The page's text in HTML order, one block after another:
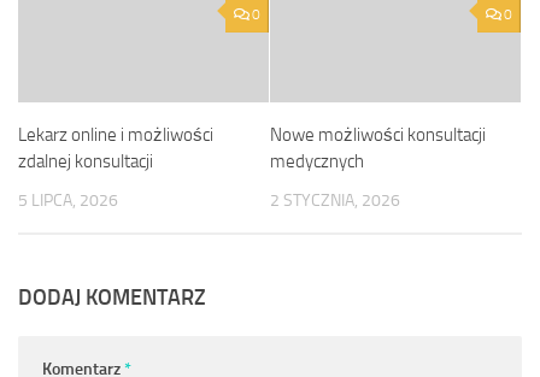
0
Lekarz online i możliwości
zdalnej konsultacji
5 LIPCA, 2026
0
Nowe możliwości konsultacji
medycznych
2 STYCZNIA, 2026
DODAJ KOMENTARZ
Komentarz*